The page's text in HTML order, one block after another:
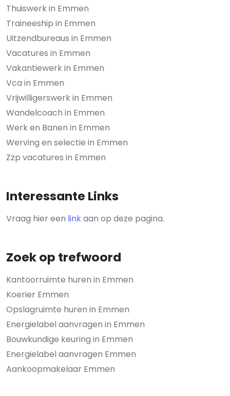
Thuiswerk in Emmen
Traineeship in Emmen
Uitzendbureaus in Emmen
Vacatures in Emmen
Vakantiewerk in Emmen
Vca in Emmen
Vrijwilligerswerk in Emmen
Wandelcoach in Emmen
Werk en Banen in Emmen
Werving en selectie in Emmen
Zzp vacatures in Emmen
Interessante Links
Vraag hier een linkaan op deze pagina.
Zoek op trefwoord
Kantoorruimte huren in Emmen
Koerier Emmen
Opslagruimte huren in Emmen
Energielabel aanvragen in Emmen
Bouwkundige keuring in Emmen
Energielabel aanvragen Emmen
Aankoopmakelaar Emmen